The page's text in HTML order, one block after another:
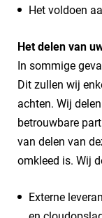
Het voldoen
Het delen van
In sommige
Dit zullen wij
achten. Wij
betrouwbare
van delen van
omkleed is. Wij
Externe